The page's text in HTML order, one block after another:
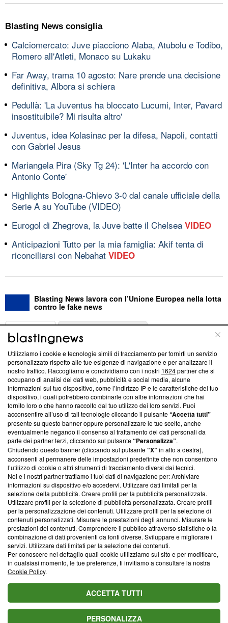
Blasting News consiglia
Calciomercato: Juve piacciono Alaba, Atubolu e Todibo,
Romero all'Atleti, Monaco su Lukaku
Far Away, trama 10 agosto: Nare prende una decisione
definitiva, Albora si schiera
Pedullà: 'La Juventus ha bloccato Lucumi, Inter, Pavard
insostituibile? Mi risulta altro'
Juventus, idea Kolasinac per la difesa, Napoli, contatti
con Gabriel Jesus
Mariangela Pira (Sky Tg 24): 'L'Inter ha accordo con
Antonio Conte'
Highlights Bologna-Chievo 3-0 dal canale ufficiale della
Serie A su YouTube (VIDEO)
Eurogol di Zhegrova, la Juve batte il Chelsea VIDEO
Anticipazioni Tutto per la mia famiglia: Akif tenta di
riconciliarsi con Nebahat VIDEO
Blasting News lavora con l’Unione Europea nella lotta
contro le fake news
ABOUT
Questa sezione offre informazioni trasparenti su Blasting
News, sui nostri processi editoriali e su come ci impegniamo a
creare news di qualità. Inoltre, afferma la nostra aderenza a
‘Trust Project - News with Integrity’Blasting News non è
ancora membro del programma, ma ha richiesto di farne
parte; Trust Project non ha ancora effettuato una verifica di
conformità agli standard.
Su di noi
Team editoriale
Corporate
Redazione
Informativa Privacy
Cookie Policy
Blasting SA, IDI CHE-247.845.224, Via Carlo Frasca, 3 - 6900
Lugano (Svizzera) Tel:+39 0690258937
© 2026 Blasting News
Utilizziamo i cookie e tecnologie simili di tracciamento per fornirti un servizio
personalizzato rispetto alle tue esigenze di navigazione e per analizzare il
nostro traffico. Raccogliamo e condividiamo con i nostri 1624partner che si
occupano di analisi dei dati web, pubblicità e social media, alcune
informazioni sul tuo dispositivo, come l’indirizzo IP e le caratteristiche del tuo
dispositivo, i quali potrebbero combinarle con altre informazioni che hai
fornito loro o che hanno raccolto dal tuo utilizzo dei loro servizi. Puoi
acconsentire all’uso di tali tecnologie cliccando il pulsante“Accetta tutti”
presente su questo banner oppure personalizzare le tue scelte, anche
eventualmente negando il consenso al trattamento dei dati personali da
parte dei partner terzi, cliccando sul pulsante“Personalizza”.
Chiudendo questo banner (cliccando sul pulsante“X”in alto a destra),
acconsenti al permanere delle impostazioni predefinite che non consentono
l’utilizzo di cookie o altri strumenti di tracciamento diversi dai tecnici.
Noi e i nostri partner trattiamo i tuoi dati di navigazione per: Archiviare
informazioni su dispositivo e/o accedervi. Utilizzare dati limitati per la
selezione della pubblicità. Creare profili per la pubblicità personalizzata.
Utilizzare profili per la selezione di pubblicità personalizzata. Creare profili
per la personalizzazione dei contenuti. Utilizzare profili per la selezione di
contenuti personalizzati. Misurare le prestazioni degli annunci. Misurare le
prestazioni dei contenuti. Comprendere il pubblico attraverso statistiche o la
combinazione di dati provenienti da fonti diverse. Sviluppare e migliorare i
servizi. Utilizzare dati limitati per la selezione dei contenuti.
Per conoscere nel dettaglio quali cookie utilizziamo sul sito e per modificare,
in qualsiasi momento, le tue preferenze, ti invitiamo a consultare la nostra
Cookie Policy.
ACCETTA TUTTI
PERSONALIZZA